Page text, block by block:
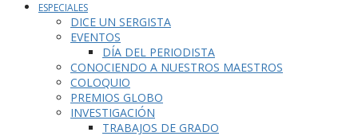
ESPECIALES
DICE UN SERGISTA
EVENTOS
DÍA DEL PERIODISTA
CONOCIENDO A NUESTROS MAESTROS
COLOQUIO
PREMIOS GLOBO
INVESTIGACIÓN
TRABAJOS DE GRADO